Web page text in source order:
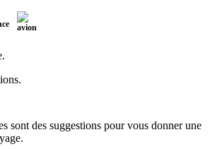
sont des suggestions pour vous donner une